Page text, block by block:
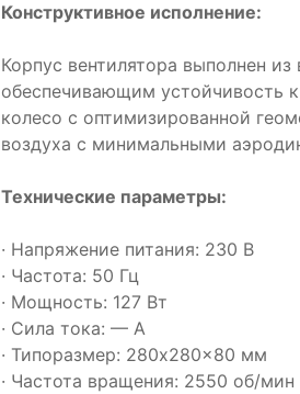
Конструктивное исполнение:
Корпус вентилятора выполнен
обеспечивающим устойчивость
колесо с оптимизированной
воздуха с минимальными
Технические параметры:
· Напряжение питания: 230 В
· Частота: 50 Гц
· Мощность: 127 Вт
· Сила тока: — А
· Типоразмер: 280x280x80 мм
· Частота вращения: 2550 об/мин